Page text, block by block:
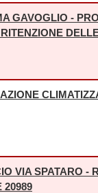
GAVOGLIO -
VIA SPATARO -
20989